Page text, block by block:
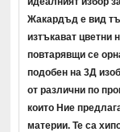
Жакардъд е вид
изтъкават цветни
повтарявщи се
подобен на 3Д
от различни по
които Ние
материи. Те са